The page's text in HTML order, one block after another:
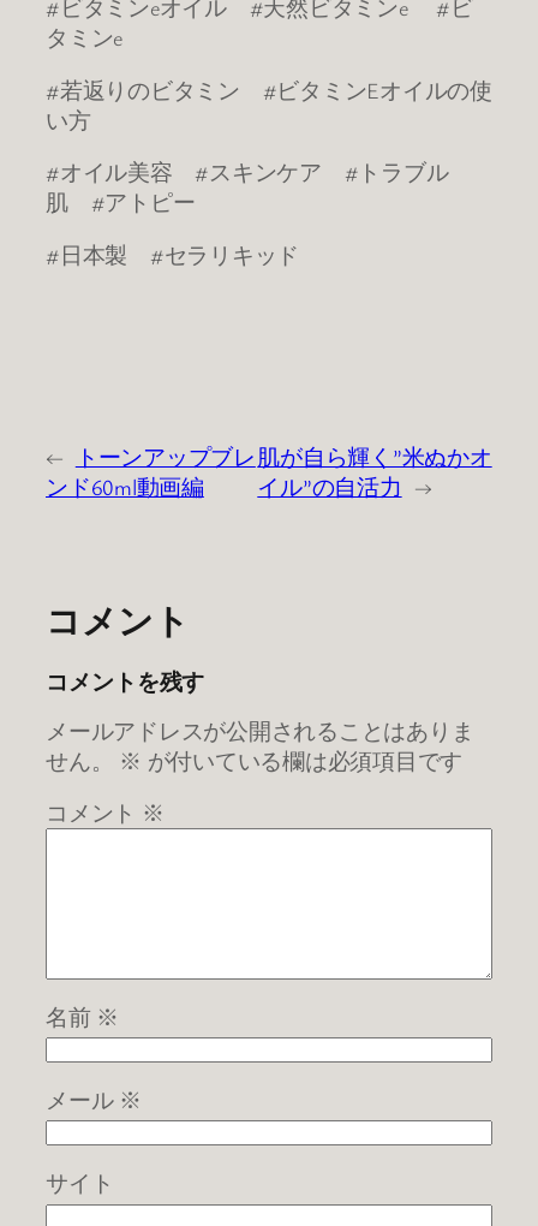
#ビタミンeオイル #天然ビタミンe #ビ
タミンe
#若返りのビタミン #ビタミンEオイルの使
い方
#オイル美容 #スキンケア #トラブル
肌 #アトピー
#日本製 #セラリキッド
←
トーンアップブレ
ンド60ml動画編
肌が自ら輝く”米ぬかオ
イル”の自活力 →
コメント
コメントを残す
メールアドレスが公開されることはありま
せん。
※ が付いている欄は必須項目です
コメント ※
名前 ※
メール ※
サイト